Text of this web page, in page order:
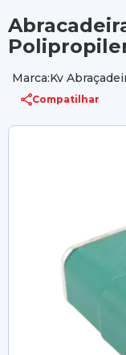
Marca:Kv
Compatilhar